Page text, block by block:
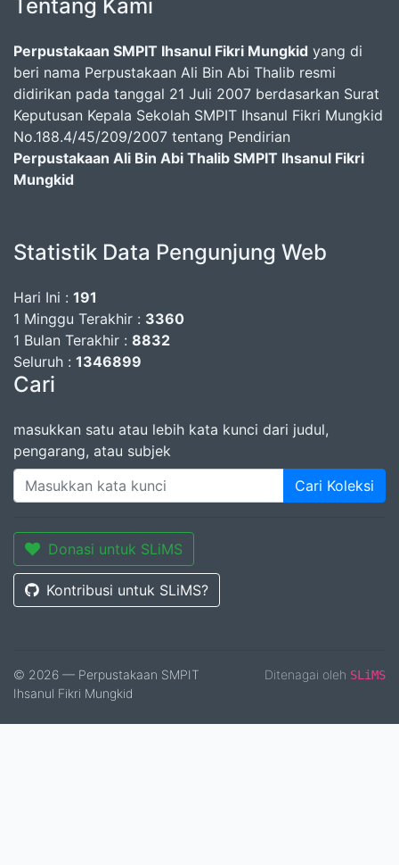
Tentang Kami
Perpustakaan SMPIT Ihsanul Fikri Mungkid yang di
beri nama Perpustakaan Ali Bin Abi Thalib resmi
didirikan pada tanggal 21 Juli 2007 berdasarkan Surat
Keputusan Kepala Sekolah SMPIT Ihsanul Fikri Mungkid
No.188.4/45/209/2007 tentang Pendirian
Perpustakaan Ali Bin Abi Thalib SMPIT Ihsanul Fikri
Mungkid
Statistik Data Pengunjung Web
Hari Ini : 191
1 Minggu Terakhir : 3360
1 Bulan Terakhir : 8832
Seluruh : 1346899
Cari
masukkan satu atau lebih kata kunci dari judul,
pengarang, atau subjek
Cari Koleksi
Donasi untuk SLiMS
Kontribusi untuk SLiMS?
© 2026 — Perpustakaan SMPIT
Ihsanul Fikri Mungkid
Ditenagai oleh SLiMS